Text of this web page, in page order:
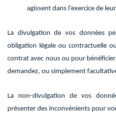
agissent dans l’exercice de
La divulgation de vos données
obligation légale ou contractuelle
contrat avec nous ou pour
demandez, ou simplement
La non-divulgation de vos
présenter des inconvénients pour